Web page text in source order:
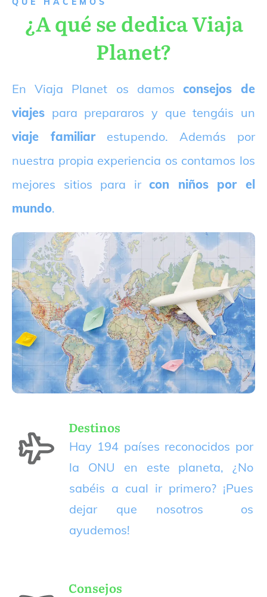
¿A qué se dedica Viaja
Planet?
En Viaja Planet os damos consejos de
viajes para prepararos y que tengáis un
viaje familiarestupendo. Además por
nuestra propia experiencia os contamos los
mejores sitios para ircon niños por el
mundo.
Destinos
Hay 194 países reconocidos por
la ONU en este planeta, ¿No
sabéis a cual ir primero? ¡Pues
dejar que nosotros os
ayudemos!
Consejos